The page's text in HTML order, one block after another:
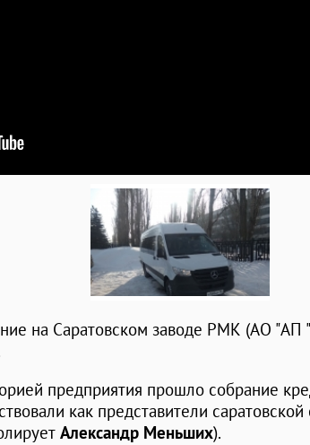
на Саратовском заводе РМК (АО
предприятия прошло собрание
как представители
Александр Меньших).